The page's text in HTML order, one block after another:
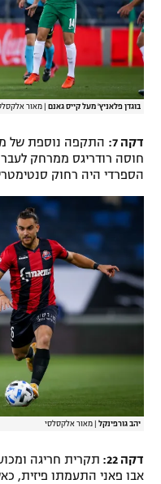
בוגדן פלאניץ' מעל קייס גאנם מאור
דקה 7:
התקפה נוספת של
חוסה רודריגס ממרחק
הספרדי היה רחוק
יהב גורפינקל מאור אלקסלסי
דקה 22:
תקרית חריגה
אבו פאני התעמתו פיזית,